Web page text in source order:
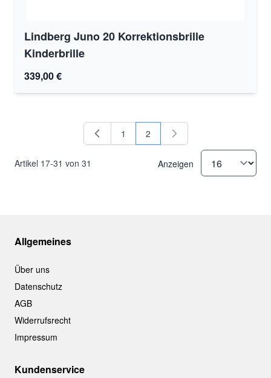
Lindberg Juno 20 Korrektionsbrille
Kinderbrille
339,00 €
Artikel 17-31 von 31
Seite
1 Sie lesen gerade Seite
2
Anzeigen
Allgemeines
Über uns
Datenschutz
AGB
Widerrufsrecht
Impressum
Kundenservice